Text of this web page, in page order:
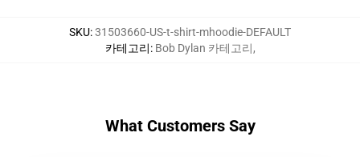
SKU:31503660-US-t-shirt-mhoodie-DEFAULT
카테고리: Bob Dylan 카테고리,
What Customers Say